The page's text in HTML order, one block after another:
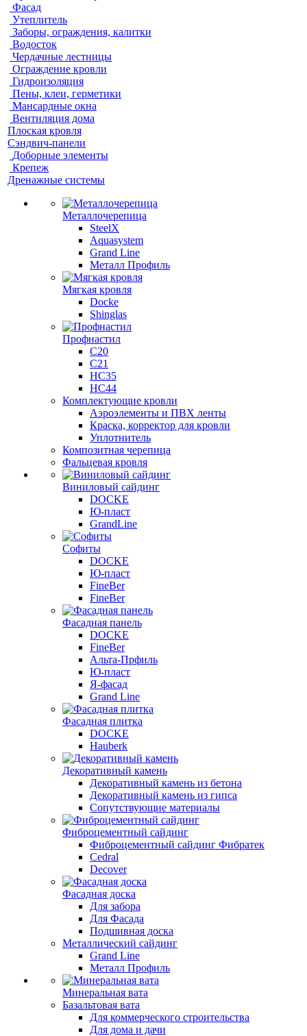
Фасад
Утеплитель
Заборы, ограждения, калитки
Водосток
Чердачные лестницы
Ограждение кровли
Гидроизоляция
Пены, клеи, герметики
Мансардные окна
Вентиляция дома
Плоская кровля
Сэндвич-панели
Доборные элементы
Крепеж
Дренажные системы
Металлочерепица
SteelX
Aquasystem
Grand Line
Металл Профиль
Мягкая кровля
Docke
Shinglas
Профнастил
C20
C21
НС35
НС44
Комплектующие кровли
Аэроэлементы и ПВХ ленты
Краска, корректор для кровли
Уплотнитель
Композитная черепица
Фальцевая кровля
Виниловый сайдинг
DOCKE
Ю-пласт
GrandLine
Софиты
DOCKE
Ю-пласт
FineBer
FineBer
Фасадная панель
DOCKE
FineBer
Альта-Прфиль
Ю-пласт
Я-фасад
Grand Line
Фасадная плитка
DOCKE
Hauberk
Декоративный камень
Декоративный камень из бетона
Декоративный камень из гипса
Сопутствующие материалы
Фиброцементный сайдинг
Фиброцементный сайдинг Фибратек
Cedral
Decover
Фасадная доска
Для забора
Для Фасада
Подшивная доска
Металлический сайдинг
Grand Line
Металл Профиль
Минеральная вата
Базальтовая вата
Для коммерческого строительства
Для дома и дачи